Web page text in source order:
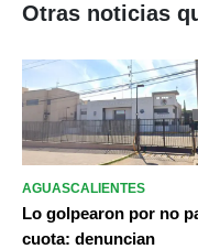
Otras noticias
AGUASCALIENTES
Lo golpearon por no
cuota: denuncian